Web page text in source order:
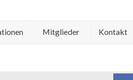
Mitglieder Kontakt